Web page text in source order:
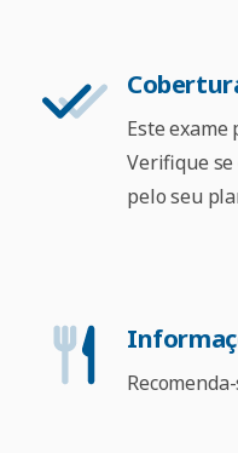
Este exame
Verifique
pelo seu